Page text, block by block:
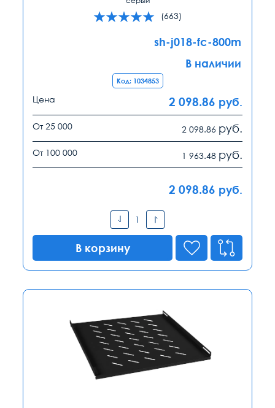
(663)
sh-j018-fc-800m
В наличии
Код: 1034853
Цена 2 098.86 руб.
От 25 000 2 098.86 руб.
От 100 000 1 963.48 руб.
2 098.86 руб.
В корзину